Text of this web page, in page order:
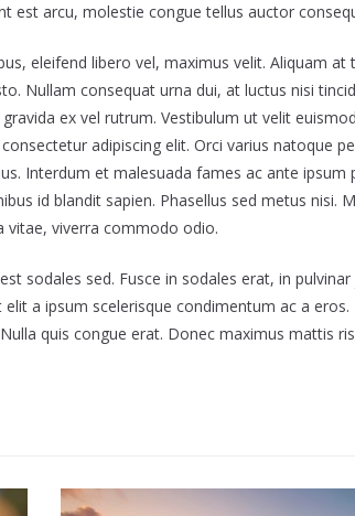
est arcu, molestie congue tellus auctor
eleifend libero vel, maximus velit. Aliquam at
Nullam consequat urna dui, at luctus nisi
ex vel rutrum. Vestibulum ut velit
adipiscing elit. Orci varius natoque
Interdum et malesuada fames ac ante ipsum
id blandit sapien. Phasellus sed metus nisi.
vitae, viverra commodo odio.
sodales sed. Fusce in sodales erat, in
a ipsum scelerisque condimentum ac a eros.
quis congue erat. Donec maximus mattis